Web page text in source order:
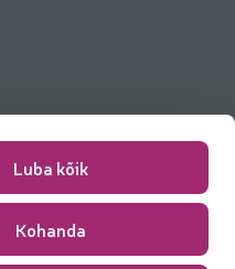
Luba kõik
Kohanda